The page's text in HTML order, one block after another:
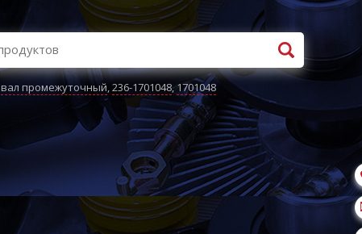
вал промежуточный,236-1701048,1701048